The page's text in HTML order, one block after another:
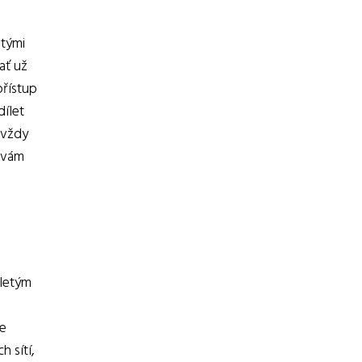
už
sítí,